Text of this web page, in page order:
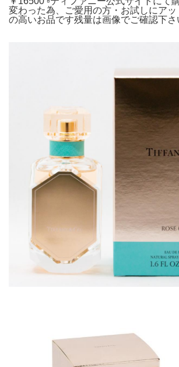
変わった為、ご愛用の方・お試しにア
の高いお品です残量は画像でご確認下さ